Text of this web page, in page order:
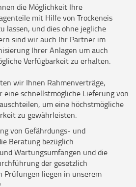
die Möglichkeit Ihre
mit Hilfe von Trockeneis
lassen, und dies ohne jegliche
sind wir auch Ihr Partner im
Ihrer Anlagen um auch
Verfügbarkeit zu erhalten.
wir Ihnen Rahmenverträge,
eine schnellstmögliche Lieferung von
um eine höchstmögliche
zu gewährleisten.
von Gefährdungs- und
Beratung bezüglich
Wartungsumfängen und die
der gesetzlich
Prüfungen liegen in unserem